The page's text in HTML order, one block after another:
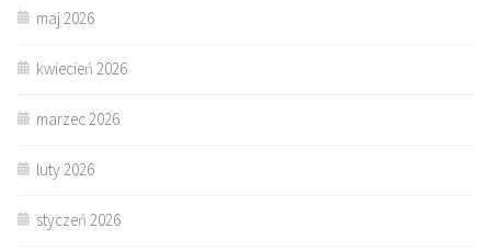
maj 2026
kwiecień 2026
marzec 2026
luty 2026
styczeń 2026